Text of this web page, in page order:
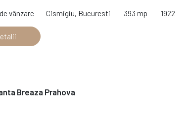
vânzare Cismigiu, Bucuresti 393 mp 1922
Breaza Prahova